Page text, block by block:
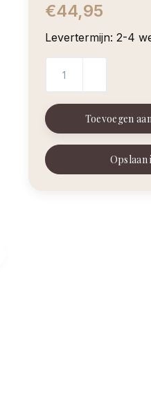
€44,95
Levertermijn: 2-4
Toevoegen